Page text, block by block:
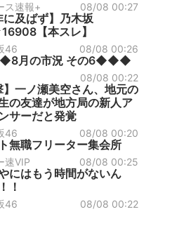
ス速報+ 08/08 00:27
に及ばず】乃木坂
【本スレ】
46 08/08 00:26
月の市況 その6◆◆◆
08/08 00:22
】一ノ瀬美空さん、地元の
の友達が地方局の新人ア
サーだと発覚
46 08/08 00:20
無職フリーター集会所
速VIP 08/08 00:25
にはもう時間がないん
！
46 08/08 00:22